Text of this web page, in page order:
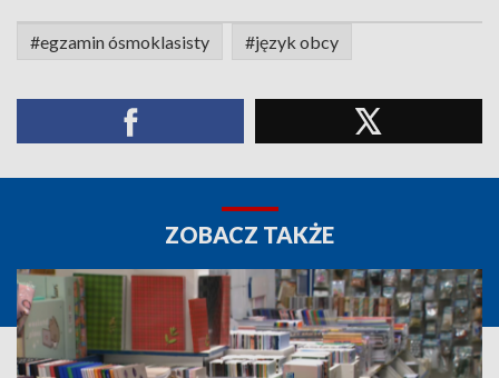
#egzamin ósmoklasisty #język obcy
ZOBACZ TAKŻE